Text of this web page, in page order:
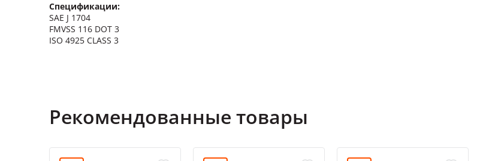
Спецификации:
SAE J 1704
FMVSS 116 DOT 3
ISO 4925 CLASS 3
Рекомендованные товары